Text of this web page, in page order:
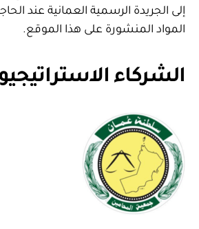
إلى الجريدة الرسمية العمانية عند
المواد المنشورة على هذا الموقع.
الشركاء